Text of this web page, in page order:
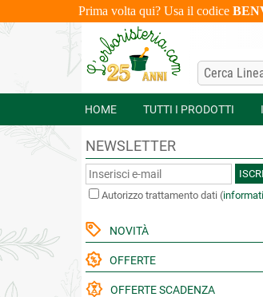
Prima volta qui? Usa il codice
HOME TUTTI I PRODOTTI
NEWSLETTER
Autorizzo trattamento dati (
NOVITÀ
OFFERTE
OFFERTE SCADENZA